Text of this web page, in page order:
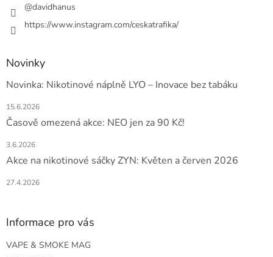
@davidhanus
https://www.instagram.com/ceskatrafika/
Novinky
Novinka: Nikotinové náplně LYO – Inovace bez tabáku
15.6.2026
Časově omezená akce: NEO jen za 90 Kč!
3.6.2026
Akce na nikotinové sáčky ZYN: Květen a červen 2026
27.4.2026
Informace pro vás
VAPE & SMOKE MAG